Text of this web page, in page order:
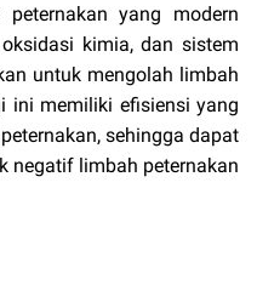
yang modern
kimia, dan sistem
untuk mengolah limbah
ini memiliki efisiensi yang
sehingga dapat
negatif limbah peternakan